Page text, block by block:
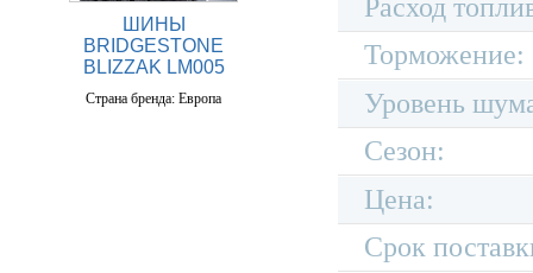
ШИНЫ
BRIDGESTONE
BLIZZAK LM005
Страна бренда: Европа
Расход
Торможение:
Уровень
Сезон:
Цена:
Срок